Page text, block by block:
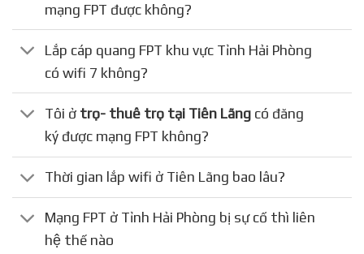
mạng FPT được không?
Lắp cáp quang FPT khu vực Tỉnh Hải Phòng
có wifi 7 không?
Tôi ở trọ- thuê trọ tại Tiên Lãng có đăng
ký được mạng FPT không?
Thời gian lắp wifi ở Tiên Lãng bao lâu?
Mạng FPT ở Tỉnh Hải Phòng bị sự cố thì liên
hệ thế nào